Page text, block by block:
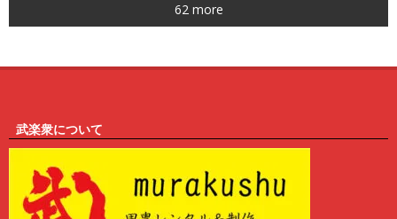
62 more
武楽衆について